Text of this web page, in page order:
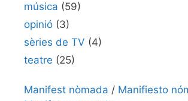
música (59)
opinió (3)
sèries de TV (4)
teatre (25)
Manifest nòmada / Manifiesto